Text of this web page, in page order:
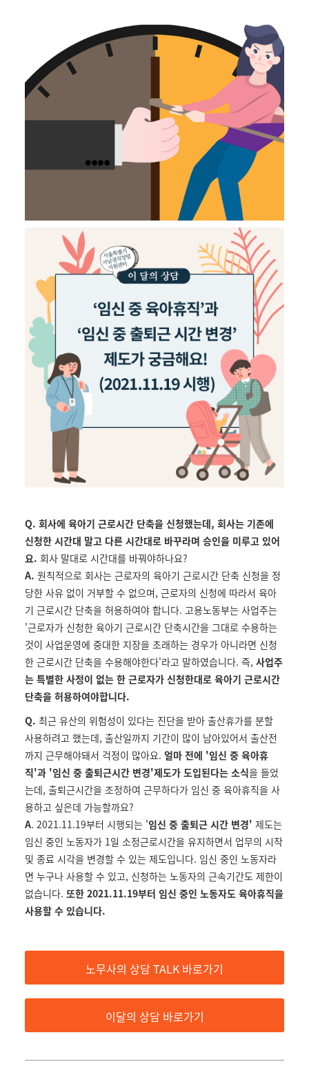
Q. 회사에 육아기 근로시간 단축을 신청했는데, 회사는 기존에
신청한 시간대 말고 다른 시간대로 바꾸라며 승인을 미루고 있어
요. 회사 말대로 시간대를 바꿔야하나요?
A. 원칙적으로 회사는 근로자의 육아기 근로시간 단축 신청을 정
당한 사유 없이 거부할 수 없으며, 근로자의 신청에 따라서 육아
기 근로시간 단축을 허용하여야 합니다. 고용노동부는 사업주는
'근로자가 신청한 육아기 근로시간 단축시간을 그대로 수용하는
것이 사업운영에 중대한 지장을 초래하는 경우가 아니라면 신청
한 근로시간 단축을 수용해야한다'라고 말하였습니다. 즉, 사업주
는 특별한 사정이 없는 한 근로자가 신청한대로 육아기 근로시간
단축을 허용하여야합니다.
Q. 최근 유산의 위험성이 있다는 진단을 받아 출산휴가를 분할
사용하려고 했는데, 출산일까지 기간이 많이 남아있어서 출산전
까지 근무해야돼서 걱정이 많아요. 얼마 전에 '임신 중 육아휴
직'과 '임신 중 출퇴근시간 변경'제도가 도입된다는 소식을 들었
는데, 출퇴근시간을 조정하여 근무하다가 임신 중 육아휴직을 사
용하고 싶은데 가능할까요?
A. 2021.11.19부터 시행되는 '임신 중 출퇴근 시간 변경' 제도는
임신 중인 노동자가 1일 소정근로시간을 유지하면서 업무의 시작
및 종료 시각을 변경할 수 있는 제도입니다. 임신 중인 노동자라
면 누구나 사용할 수 있고, 신청하는 노동자의 근속기간도 제한이
없습니다. 또한 2021.11.19부터 임신 중인 노동자도 육아휴직을
사용할 수 있습니다.
노무사의 상담 TALK 바로가기
이달의 상담 바로가기